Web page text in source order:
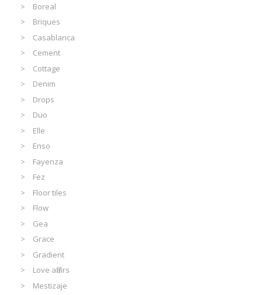
Boreal
Briques
Casablanca
Cement
Cottage
Denim
Drops
Duo
Elle
Enso
Fayenza
Fez
Floor tiles
Flow
Gea
Grace
Gradient
Love affairs
Mestizaje